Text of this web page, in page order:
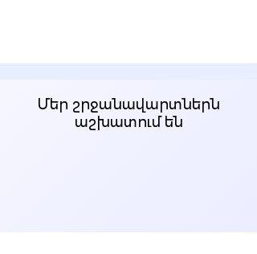
Մեր շրջանավարտներն
աշխատում են